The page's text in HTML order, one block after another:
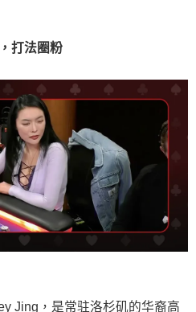
打法圈粉
Jing，是常驻洛杉矶的华裔高